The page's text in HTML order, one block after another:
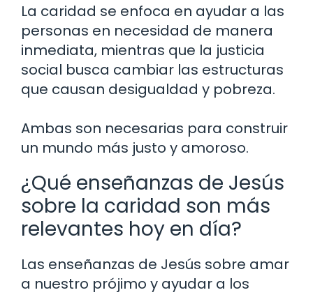
La caridad se enfoca en ayudar a las
personas en necesidad de manera
inmediata, mientras que la justicia
social busca cambiar las estructuras
que causan desigualdad y pobreza.
Ambas son necesarias para construir
un mundo más justo y amoroso.
¿Qué enseñanzas de Jesús
sobre la caridad son más
relevantes hoy en día?
Las enseñanzas de Jesús sobre amar
a nuestro prójimo y ayudar a los